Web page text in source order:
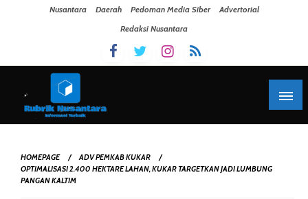
Nusantara Daerah Pedoman Media Siber
Advertorial
Redaksi Nusantara
HOMEPAGE
ADV PEMKAB KUKAR
OPTIMALISASI 2.400 HEKTARE LAHAN, KUKAR TARGETKAN JADI LUMBUNG
PANGAN KALTIM